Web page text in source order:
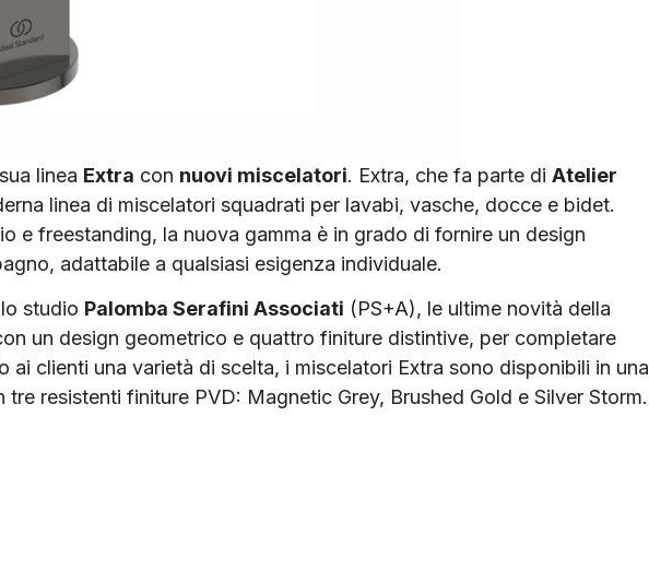
linea Extra con nuovi miscelatori. Extra, che fa parte di Atelier
linea di miscelatori squadrati per lavabi, vasche, docce e bidet.
e freestanding, la nuova gamma è in grado di fornire un design
adattabile a qualsiasi esigenza individuale.
studio Palomba Serafini Associati (PS+A), le ultime novità della
un design geometrico e quattro finiture distintive, per completare
ai clienti una varietà di scelta, i miscelatori Extra sono disponibili in una
resistenti finiture PVD: Magnetic Grey, Brushed Gold e Silver Storm.